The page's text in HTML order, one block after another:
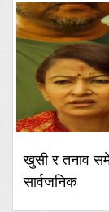
खुसी र तनाव
सार्वजनिक